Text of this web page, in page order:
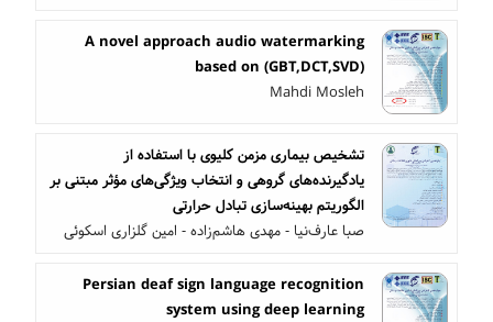
A novel approach audio watermarking
based on (GBT,DCT,SVD)
Mahdi Mosleh
تشخیص بیماری مزمن کلیوی با استفاده از
یادگیرنده‌های گروهی و انتخاب ویژگی‌های مؤثر مبتنی‌ بر
الگوریتم بهینه‌سازی تبادل حرارتی
صبا عارف‌نیا - مهدی هاشم‌زاده - امین گلزاری اسکوئی
Persian deaf sign language recognition
system using deep learning